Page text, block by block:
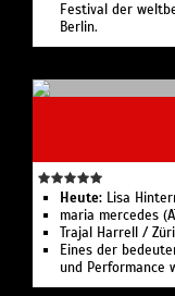
Festival der
Berlin.
Heute: Lisa
maria mercedes
Trajal Harrell /
Eines der
und Performance